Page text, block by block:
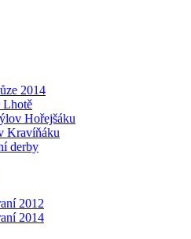
2014
Lhotě
Hořejšáku
Kravíňáku
derby
2012
2014